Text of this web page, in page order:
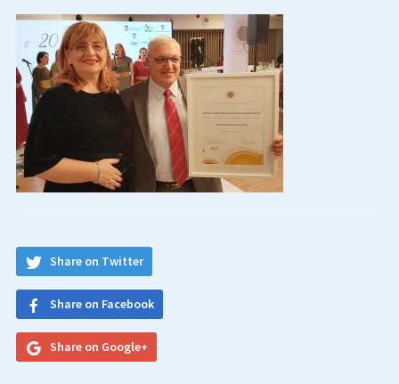
Share on Twitter
Share on Facebook
Share on Google+